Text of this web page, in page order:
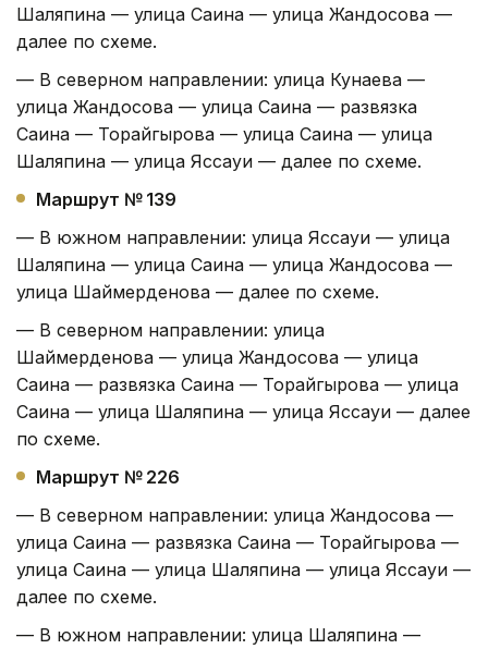
Шаляпина — улица Саина — улица Жандосова —
далее по схеме.
— В северном направлении: улица Кунаева —
улица Жандосова — улица Саина — развязка
Саина — Торайгырова — улица Саина — улица
Шаляпина — улица Яссауи — далее по схеме.
Маршрут № 139
— В южном направлении: улица Яссауи — улица
Шаляпина — улица Саина — улица Жандосова —
улица Шаймерденова — далее по схеме.
— В северном направлении: улица
Шаймерденова — улица Жандосова — улица
Саина — развязка Саина — Торайгырова — улица
Саина — улица Шаляпина — улица Яссауи — далее
по схеме.
Маршрут № 226
— В северном направлении: улица Жандосова —
улица Саина — развязка Саина — Торайгырова —
улица Саина — улица Шаляпина — улица Яссауи —
далее по схеме.
— В южном направлении: улица Шаляпина —